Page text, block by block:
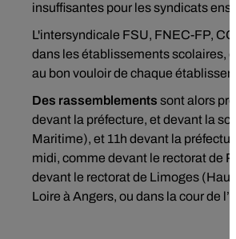
insuffisantes pour les syndicats
L'intersyndicale FSU, FNEC-FP,
dans les établissements scolaires,
au bon vouloir de chaque
Des rassemblements sont alors
devant la préfecture, et devant la
Maritime), et 11h devant la
midi, comme devant le rectorat de
devant le rectorat de Limoges
Loire à Angers, ou dans la cour de